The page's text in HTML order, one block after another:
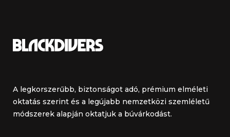
A legkorszerűbb, biztonságot adó, prémium elméleti
oktatás szerint és a legújabb nemzetközi szemléletű
módszerek alapján oktatjuk a búvárkodást.